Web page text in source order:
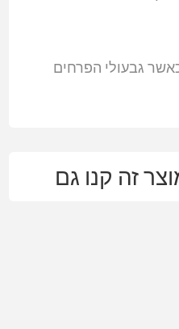
גבעולי הפרחים
זה קנו גם